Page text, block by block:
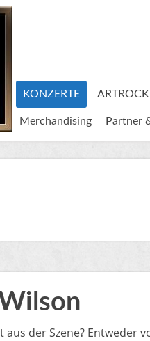
KONZERTE
Merchandising Partner
der Szene? Entweder